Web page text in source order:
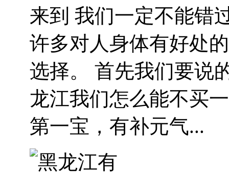
来到 我们一定不能错
许多对人身体有好处
选择。 首先我们要说
龙江我们怎么能不买
第一宝，有补元气...